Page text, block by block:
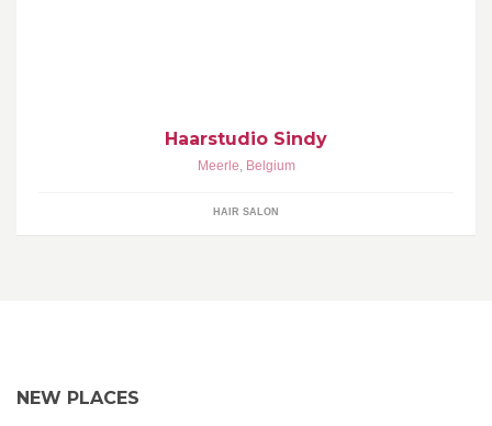
Haarstudio Sindy
Meerle, Belgium
HAIR SALON
NEW PLACES